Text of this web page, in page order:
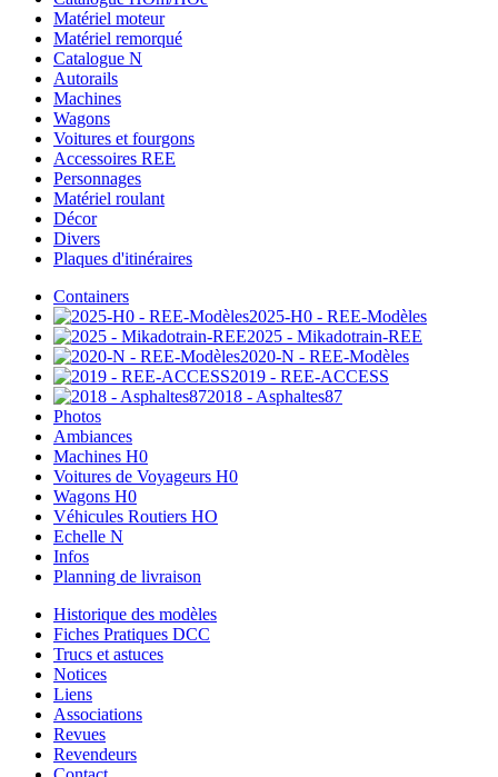
Matériel moteur
Matériel remorqué
Catalogue N
Autorails
Machines
Wagons
Voitures et fourgons
Accessoires REE
Personnages
Matériel roulant
Décor
Divers
Plaques d'itinéraires
Containers
2025-H0 - REE-Modèles
2025 - Mikadotrain-REE
2020-N - REE-Modèles
2019 - REE-ACCESS
2018 - Asphaltes87
Photos
Ambiances
Machines H0
Voitures de Voyageurs H0
Wagons H0
Véhicules Routiers HO
Echelle N
Infos
Planning de livraison
Historique des modèles
Fiches Pratiques DCC
Trucs et astuces
Notices
Liens
Associations
Revues
Revendeurs